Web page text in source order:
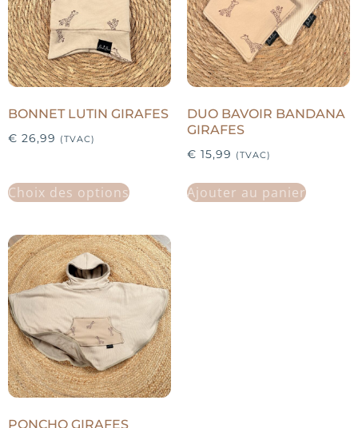
BONNET LUTIN GIRAFES
€ 26,99 (TVAC)
Choix des options
DUO BAVOIR BANDANA
GIRAFES
€ 15,99 (TVAC)
Ajouter au panier
PONCHO GIRAFES